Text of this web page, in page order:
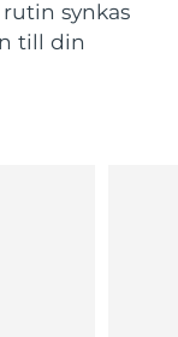
synkas
till din